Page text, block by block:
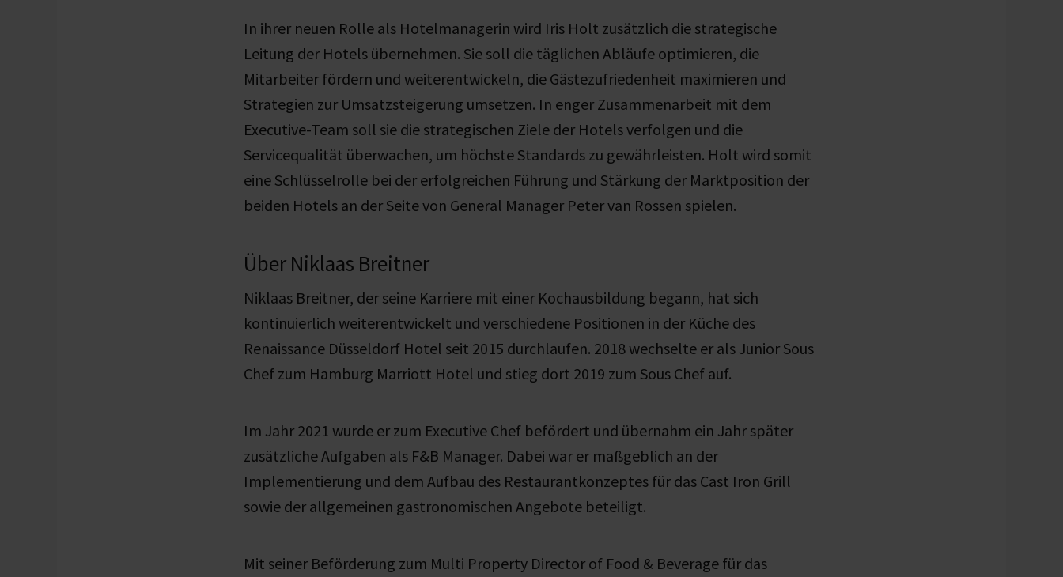
In ihrer neuen Rolle als Hotelmanagerin wird Iris Holt zusätzlich die strategische
Leitung der Hotels übernehmen. Sie soll die täglichen Abläufe optimieren, die
Mitarbeiter fördern und weiterentwickeln, die Gästezufriedenheit maximieren und
Strategien zur Umsatzsteigerung umsetzen. In enger Zusammenarbeit mit dem
Executive-Team soll sie die strategischen Ziele der Hotels verfolgen und die
Servicequalität überwachen, um höchste Standards zu gewährleisten. Holt wird somit
eine Schlüsselrolle bei der erfolgreichen Führung und Stärkung der Marktposition der
beiden Hotels an der Seite von General Manager Peter van Rossen spielen.
Über Niklaas Breitner
Niklaas Breitner, der seine Karriere mit einer Kochausbildung begann, hat sich
kontinuierlich weiterentwickelt und verschiedene Positionen in der Küche des
Renaissance Düsseldorf Hotel seit 2015 durchlaufen. 2018 wechselte er als Junior Sous
Chef zum Hamburg Marriott Hotel und stieg dort 2019 zum Sous Chef auf.
Im Jahr 2021 wurde er zum Executive Chef befördert und übernahm ein Jahr später
zusätzliche Aufgaben als F&B Manager. Dabei war er maßgeblich an der
Implementierung und dem Aufbau des Restaurantkonzeptes für das Cast Iron Grill
sowie der allgemeinen gastronomischen Angebote beteiligt.
Mit seiner Beförderung zum Multi Property Director of Food & Beverage für das